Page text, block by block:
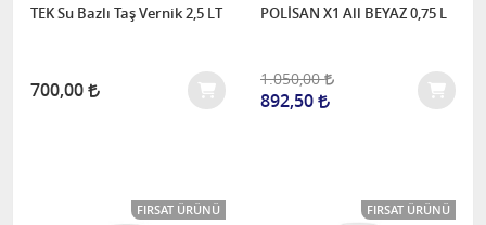
TEK Su Bazlı Taş Vernik 2,5 LT
700,00
POLİSAN X1 All BEYAZ 0,75 L
1.050,00
892,50
FIRSAT ÜRÜNÜ
FIRSAT ÜRÜNÜ